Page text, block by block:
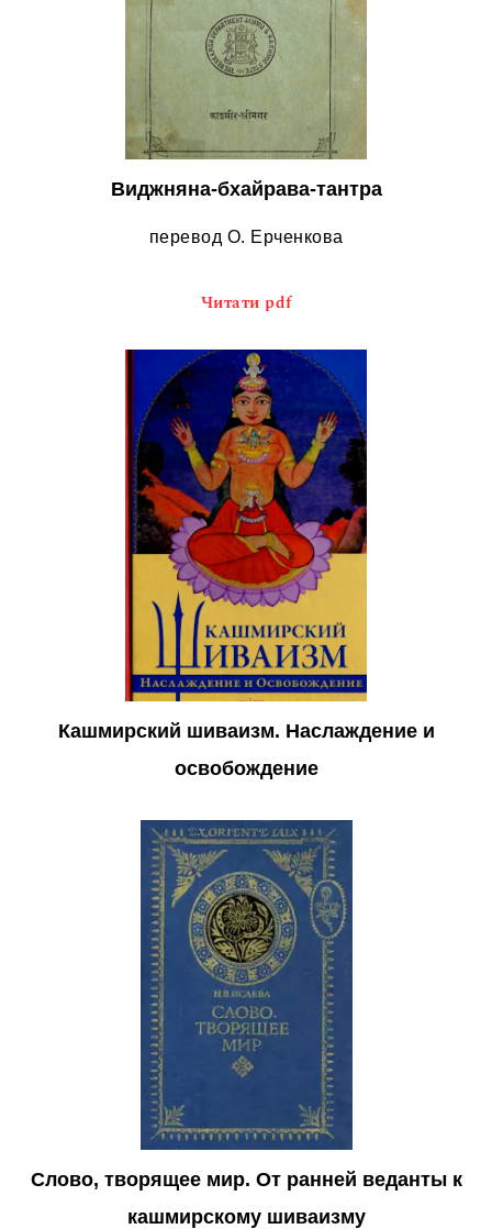
Виджняна-бхайрава-тантра
перевод О. Ерченкова
Читати pdf
Кашмирский шиваизм. Наслаждение и
освобождение
Слово, творящее мир. От ранней веданты к
кашмирскому шиваизму